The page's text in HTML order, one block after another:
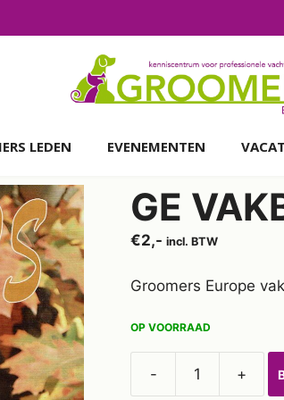
LEDEN EVENEMENTEN
GE
€2,- incl. BTW
Groomers Europe
OP VOORRAAD
- +